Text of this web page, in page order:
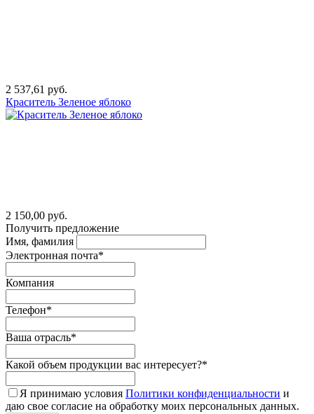
2 537,61 руб.
Краситель Зеленое яблоко
2 150,00 руб.
Получить предложение
Имя, фамилия
Электронная почта*
Компания
Телефон*
Ваша отрасль*
Какой объем продукции вас интересует?*
Я принимаю условия Политики конфиденциальности и
даю свое согласие на обработку моих персональных данных.